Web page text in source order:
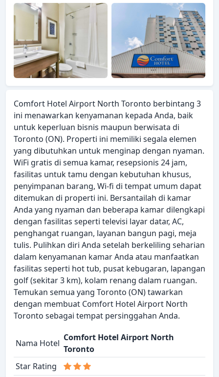
Comfort Hotel Airport North Toronto berbintang 3
ini menawarkan kenyamanan kepada Anda, baik
untuk keperluan bisnis maupun berwisata di
Toronto (ON). Properti ini memiliki segala elemen
yang dibutuhkan untuk menginap dengan nyaman.
WiFi gratis di semua kamar, resepsionis 24 jam,
fasilitas untuk tamu dengan kebutuhan khusus,
penyimpanan barang, Wi-fi di tempat umum dapat
ditemukan di properti ini. Bersantailah di kamar
Anda yang nyaman dan beberapa kamar dilengkapi
dengan fasilitas seperti televisi layar datar, AC,
penghangat ruangan, layanan bangun pagi, meja
tulis. Pulihkan diri Anda setelah berkeliling seharian
dalam kenyamanan kamar Anda atau manfaatkan
fasilitas seperti hot tub, pusat kebugaran, lapangan
golf (sekitar 3 km), kolam renang dalam ruangan.
Temukan semua yang Toronto (ON) tawarkan
dengan membuat Comfort Hotel Airport North
Toronto sebagai tempat persinggahan Anda.
Nama Hotel
Comfort Hotel Airport North
Toronto
Star Rating